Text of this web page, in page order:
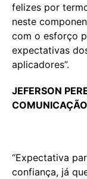
felizes por
neste
com o esforço
expectativas
aplicadores”.
JEFERSON
“Expectativa
confiança, já